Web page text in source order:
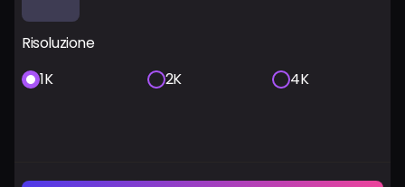
Risoluzione
1K
2K 4K